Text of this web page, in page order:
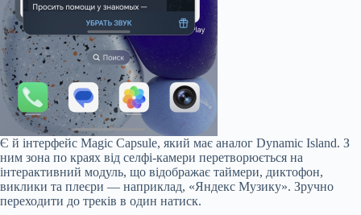
Є й інтерфейс Magic Capsule, який має аналог Dynamic Island. З
ним зона по краях від селфі-камери перетворюється на
інтерактивний модуль, що відображає таймери, диктофон,
виклики та плеєри — наприклад, «Яндекс Музику». Зручно
переходити до треків в один натиск.